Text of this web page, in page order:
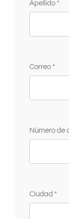
Apellido *
Correo *
Número de
Ciudad *